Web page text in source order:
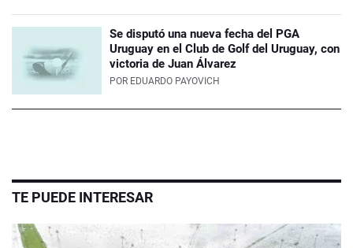
Se disputó una nueva fecha del PGA
Uruguay en el Club de Golf del Uruguay, con
victoria de Juan Álvarez
POR EDUARDO PAYOVICH
TE PUEDE INTERESAR